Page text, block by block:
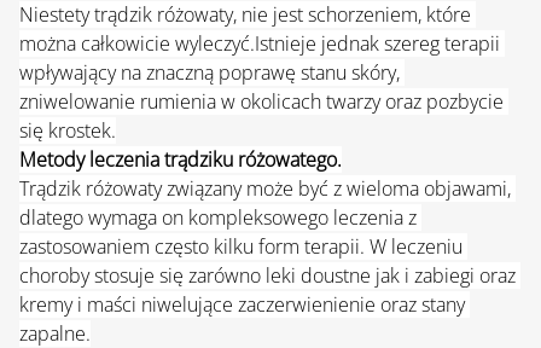
Niestety trądzik różowaty, nie jest schorzeniem, które
można całkowicie wyleczyć.Istnieje jednak szereg terapii
wpływający na znaczną poprawę stanu skóry,
zniwelowanie rumienia w okolicach twarzy oraz pozbycie
się krostek.
Metody leczenia trądziku różowatego.
Trądzik różowaty związany może być z wieloma objawami,
dlatego wymaga on kompleksowego leczenia z
zastosowaniem często kilku form terapii. W leczeniu
choroby stosuje się zarówno leki doustne jak i zabiegi oraz
kremy i maści niwelujące zaczerwienienie oraz stany
zapalne.